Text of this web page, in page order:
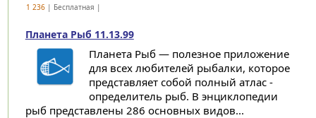
1 236| Бесплатная |
Планета Рыб 11.13.99
Планета Рыб — полезное приложение
для всех любителей рыбалки, которое
представляет собой полный атлас -
определитель рыб. В энциклопедии
рыб представлены 286 основных видов...